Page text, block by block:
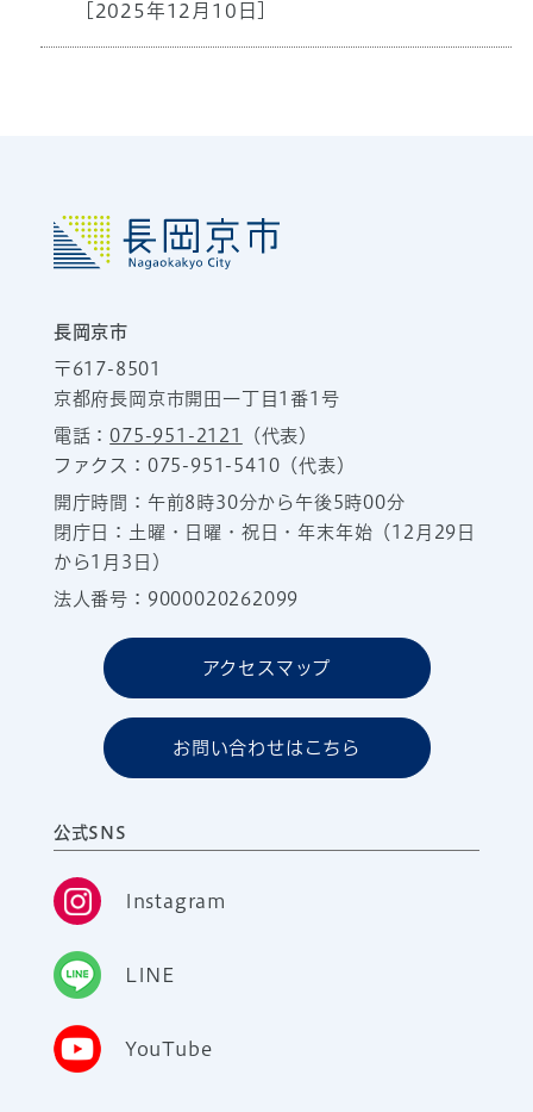
[2025年12月10日]
長岡京市
〒617-8501
京都府長岡京市開田一丁目1番1号
電話：075-951-2121
（代表）
ファクス：075-951-5410（代表）
開庁時間：午前8時30分から午後5時00分
閉庁日：土曜・日曜・祝日・年末年始（12月29日
から1月3日）
法人番号：9000020262099
アクセスマップ
お問い合わせはこちら
公式SNS
Instagram
LINE
YouTube